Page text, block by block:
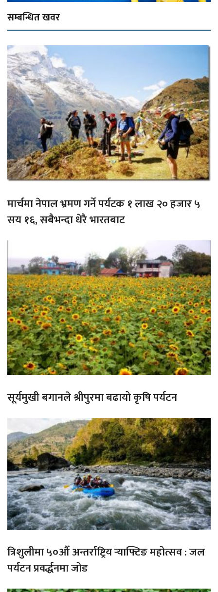
सम्बन्धित खवर
मार्चमा नेपाल भ्रमण गर्ने पर्यटक १ लाख २० हजार ५
सय १६, सबैभन्दा धेरै भारतबाट
सूर्यमुखी बगानले श्रीपुरमा बढायो कृषि पर्यटन
त्रिशुलीमा ५०औँ अन्तर्राष्ट्रिय र्‍याफ्टिङ महोत्सव : जल
पर्यटन प्रवर्द्धनमा जोड